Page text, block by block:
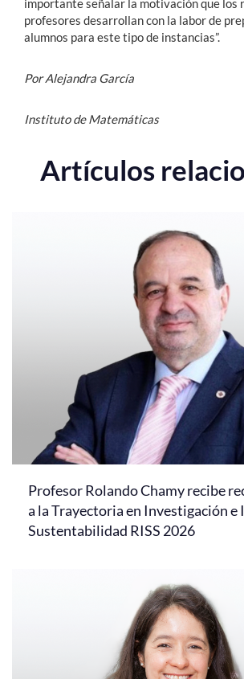
importante señalar la motivación que los
profesores desarrollan con la labor de
alumnos para este tipo de instancias”.
Por Alejandra García
Instituto de Matemáticas
Artículos
Profesor Rolando Chamy recibe
a la Trayectoria en Investigación e
Sustentabilidad RISS 2026